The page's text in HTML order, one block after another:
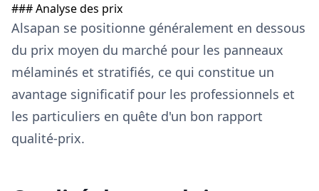
### Analyse des prix
Alsapan se positionne généralement en dessous
du prix moyen du marché pour les panneaux
mélaminés et stratifiés, ce qui constitue un
avantage significatif pour les professionnels et
les particuliers en quête d'un bon rapport
qualité-prix.